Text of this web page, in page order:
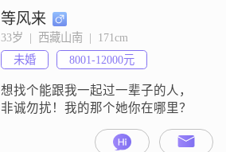
等风来
33岁  |  西藏山南  |  171cm
未婚
8001-12000元
想找个能跟我一起过一辈子的人，
非诚勿扰！我的那个她你在哪里？